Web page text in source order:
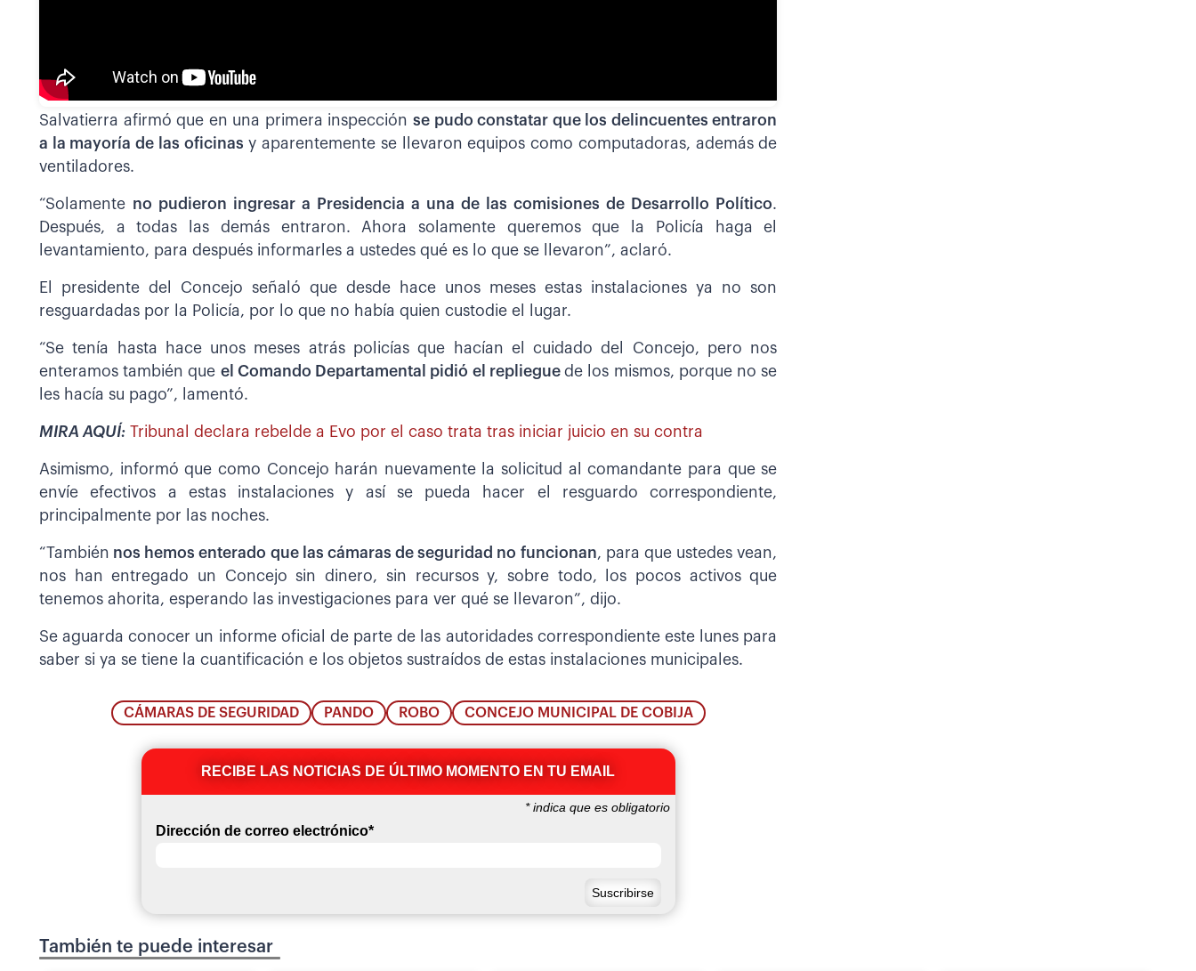
Salvatierra afirmó que en una primera inspección se pudo constatar que los delincuentes entraron
a la mayoría de las oficinas y aparentemente se llevaron equipos como computadoras, además de
ventiladores.
“Solamente no pudieron ingresar a Presidencia a una de las comisiones de Desarrollo Político.
Después, a todas las demás entraron. Ahora solamente queremos que la Policía haga el
levantamiento, para después informarles a ustedes qué es lo que se llevaron”, aclaró.
El presidente del Concejo señaló que desde hace unos meses estas instalaciones ya no son
resguardadas por la Policía, por lo que no había quien custodie el lugar.
“Se tenía hasta hace unos meses atrás policías que hacían el cuidado del Concejo, pero nos
enteramos también que el Comando Departamental pidió el replieguede los mismos, porque no se
les hacía su pago”, lamentó.
MIRA AQUÍ: Tribunal declara rebelde a Evo por el caso trata tras iniciar juicio en su contra
Asimismo, informó que como Concejo harán nuevamente la solicitud al comandante para que se
envíe efectivos a estas instalaciones y así se pueda hacer el resguardo correspondiente,
principalmente por las noches.
“También nos hemos enterado que las cámaras de seguridad no funcionan, para que ustedes vean,
nos han entregado un Concejo sin dinero, sin recursos y, sobre todo, los pocos activos que
tenemos ahorita, esperando las investigaciones para ver qué se llevaron”, dijo.
Se aguarda conocer un informe oficial de parte de las autoridades correspondiente este lunes para
saber si ya se tiene la cuantificación e los objetos sustraídos de estas instalaciones municipales.
CÁMARAS DE SEGURIDAD PANDO ROBO CONCEJO MUNICIPAL DE COBIJA
RECIBE LAS NOTICIAS DE ÚLTIMO MOMENTO EN TU EMAIL
*indica que es obligatorio
Dirección de correo electrónico*
También te puede interesar